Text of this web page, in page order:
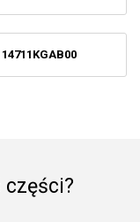
14711KGAB00
części?